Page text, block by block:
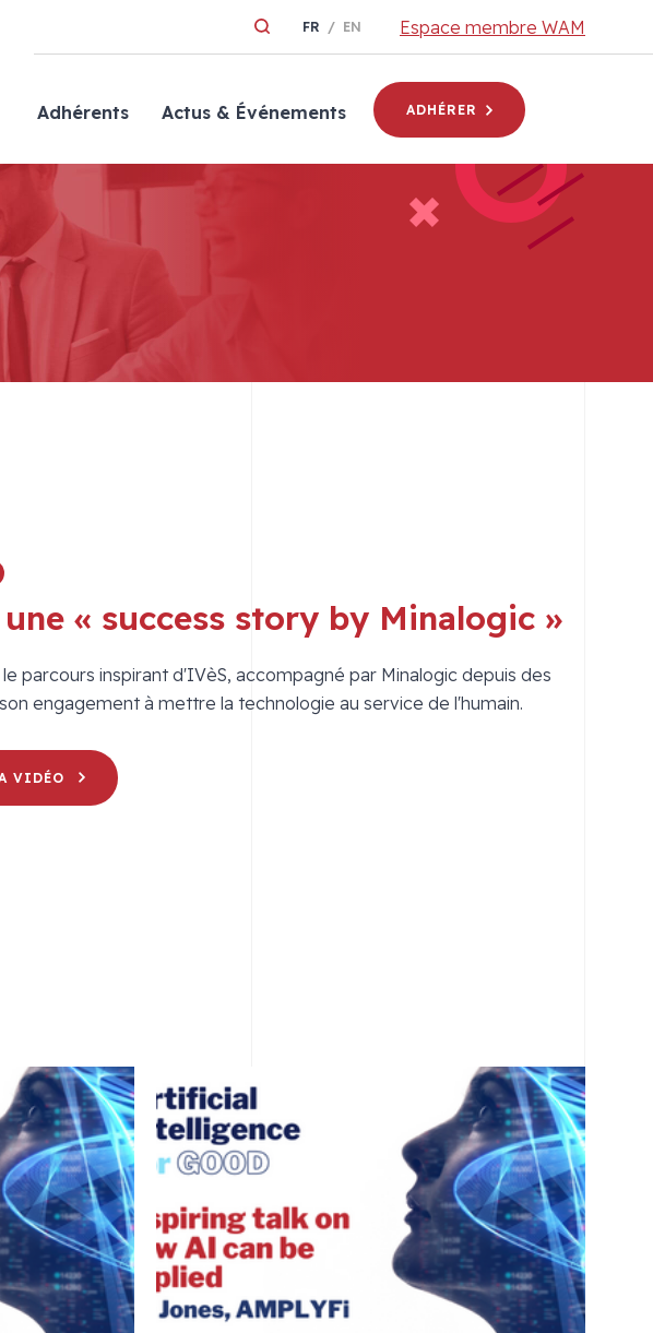
FR EN Espace membre WAM
Adhérents Actus & Événements ADHÉRER
« success story by Minalogic »
parcours inspirant d'IVèS, accompagné par Minalogic depuis des
engagement à mettre la technologie au service de l'humain.
VIDÉO